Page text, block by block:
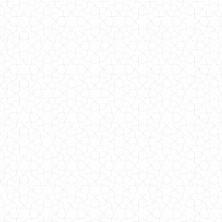
Женское элегантное платье большого размера
940.00грн.
Женское элегантное платье в пол "Луиза"